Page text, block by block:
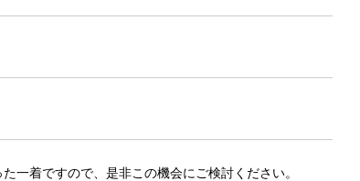
一着ですので、是非この機会にご検討ください。